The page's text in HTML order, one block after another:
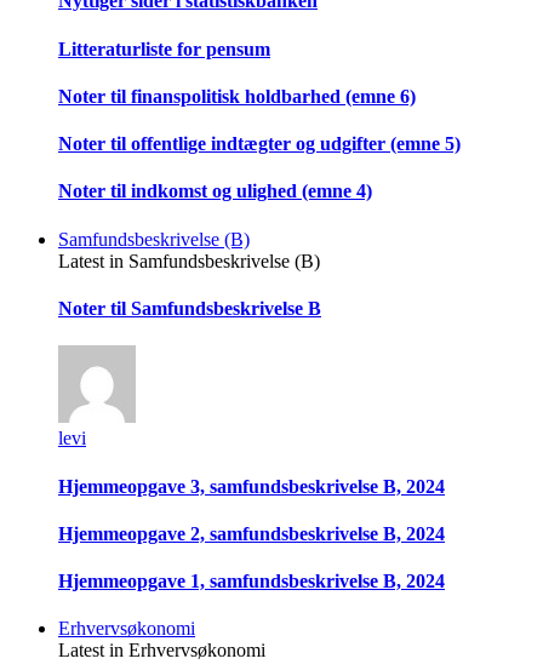
Litteraturliste for pensum
Noter til finanspolitisk holdbarhed (emne 6)
Noter til offentlige indtægter og udgifter (emne 5)
Noter til indkomst og ulighed (emne 4)
Samfundsbeskrivelse (B)
Latest in Samfundsbeskrivelse (B)
Noter til Samfundsbeskrivelse B
levi
Hjemmeopgave 3, samfundsbeskrivelse B, 2024
Hjemmeopgave 2, samfundsbeskrivelse B, 2024
Hjemmeopgave 1, samfundsbeskrivelse B, 2024
Erhvervsøkonomi
Latest in Erhvervsøkonomi